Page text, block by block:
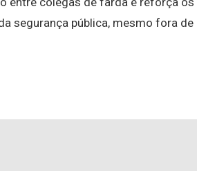
segurança pública, mesmo fora de